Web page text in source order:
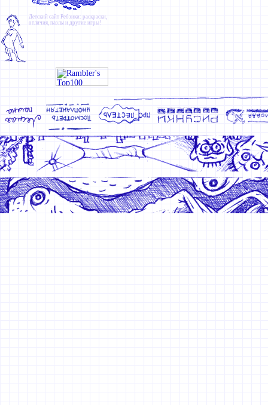
Детский сайт Ребзики: раскраски,
отличия, пазлы и другие игры!